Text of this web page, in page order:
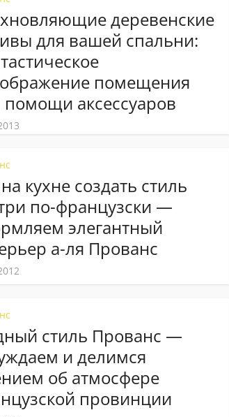
деревенские
для вашей спальни:
помещения
помощи аксессуаров
кухне создать стиль
по-французски —
элегантный
а-ля Прованс
стиль Прованс —
и делимся
об атмосфере
провинции